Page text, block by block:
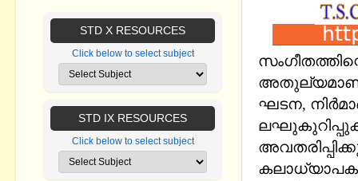
അതുല്യമാണ്.
ഘടന,
STD X RESOURCES
Click below to select subject
STD IX RESOURCES
Click below to select subject